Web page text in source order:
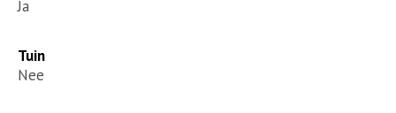
Ja
Tuin
Nee